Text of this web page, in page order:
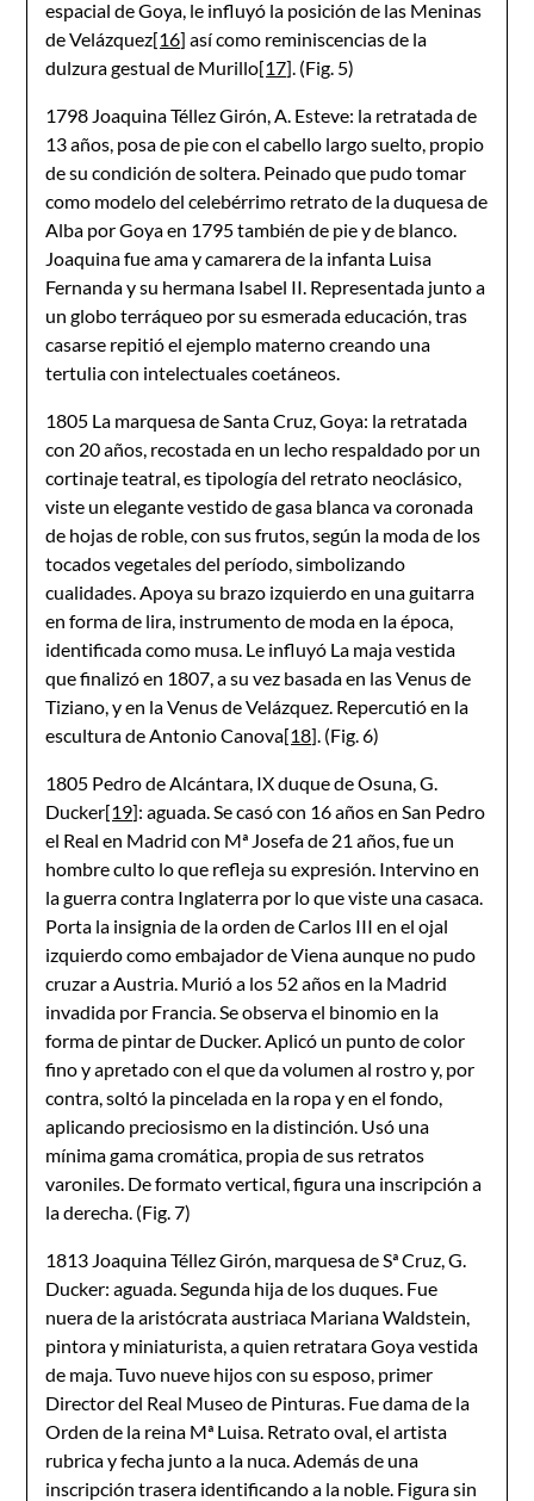
espacial de Goya, le influyó la posición de las Meninas
de Velázquez[16] así como reminiscencias de la
dulzura gestual de Murillo[17]. (Fig. 5)
1798 Joaquina Téllez Girón, A. Esteve: la retratada de
13 años, posa de pie con el cabello largo suelto, propio
de su condición de soltera. Peinado que pudo tomar
como modelo del celebérrimo retrato de la duquesa de
Alba por Goya en 1795 también de pie y de blanco.
Joaquina fue ama y camarera de la infanta Luisa
Fernanda y su hermana Isabel II. Representada junto a
un globo terráqueo por su esmerada educación, tras
casarse repitió el ejemplo materno creando una
tertulia con intelectuales coetáneos.
1805 La marquesa de Santa Cruz, Goya: la retratada
con 20 años, recostada en un lecho respaldado por un
cortinaje teatral, es tipología del retrato neoclásico,
viste un elegante vestido de gasa blanca va coronada
de hojas de roble, con sus frutos, según la moda de los
tocados vegetales del período, simbolizando
cualidades. Apoya su brazo izquierdo en una guitarra
en forma de lira, instrumento de moda en la época,
identificada como musa. Le influyó La maja vestida
que finalizó en 1807, a su vez basada en las Venus de
Tiziano, y en la Venus de Velázquez. Repercutió en la
escultura de Antonio Canova[18]. (Fig. 6)
1805 Pedro de Alcántara, IX duque de Osuna, G.
Ducker[19]: aguada. Se casó con 16 años en San Pedro
el Real en Madrid con Mª Josefa de 21 años, fue un
hombre culto lo que refleja su expresión. Intervino en
la guerra contra Inglaterra por lo que viste una casaca.
Porta la insignia de la orden de Carlos III en el ojal
izquierdo como embajador de Viena aunque no pudo
cruzar a Austria. Murió a los 52 años en la Madrid
invadida por Francia. Se observa el binomio en la
forma de pintar de Ducker. Aplicó un punto de color
fino y apretado con el que da volumen al rostro y, por
contra, soltó la pincelada en la ropa y en el fondo,
aplicando preciosismo en la distinción. Usó una
mínima gama cromática, propia de sus retratos
varoniles. De formato vertical, figura una inscripción a
la derecha. (Fig. 7)
1813 Joaquina Téllez Girón, marquesa de Sª Cruz, G.
Ducker: aguada. Segunda hija de los duques. Fue
nuera de la aristócrata austriaca Mariana Waldstein,
pintora y miniaturista, a quien retratara Goya vestida
de maja. Tuvo nueve hijos con su esposo, primer
Director del Real Museo de Pinturas. Fue dama de la
Orden de la reina Mª Luisa. Retrato oval, el artista
rubrica y fecha junto a la nuca. Además de una
inscripción trasera identificando a la noble. Figura sin